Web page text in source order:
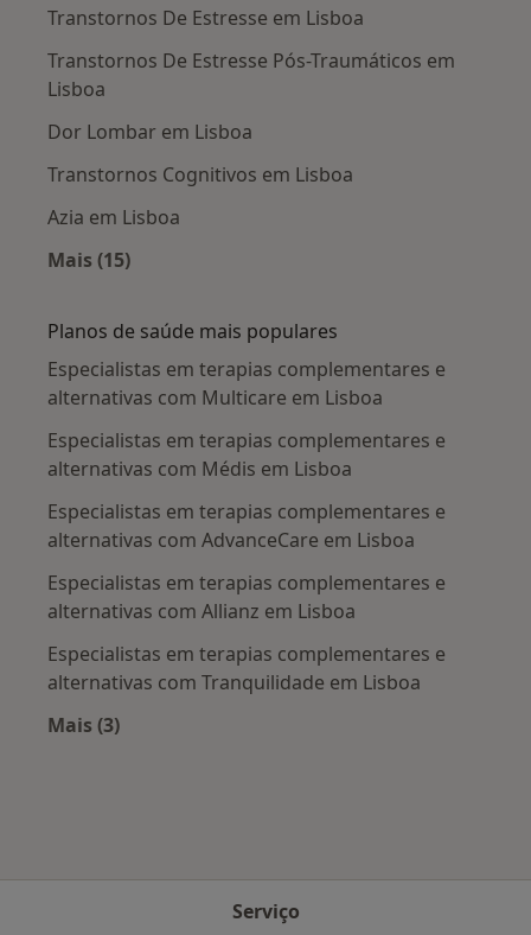
Transtornos De Estresse em Lisboa
Transtornos De Estresse Pós-Traumáticos em
Lisboa
Dor Lombar em Lisboa
Transtornos Cognitivos em Lisboa
Azia em Lisboa
Mais (15)
Planos de saúde mais populares
Especialistas em terapias complementares e
alternativas com Multicare em Lisboa
Especialistas em terapias complementares e
alternativas com Médis em Lisboa
Especialistas em terapias complementares e
alternativas com AdvanceCare em Lisboa
Especialistas em terapias complementares e
alternativas com Allianz em Lisboa
Especialistas em terapias complementares e
alternativas com Tranquilidade em Lisboa
Mais (3)
Serviço